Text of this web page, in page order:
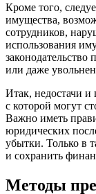
Кроме того,
имущества,
сотрудников,
использования
законодательство
или даже
Итак, недостачи и
с которой могут
Важно иметь
юридических
убытки. Только в
и сохранить
Методы